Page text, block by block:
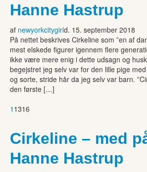
Hanne Hastrup
af newyorkcitygirld. 15. september 2018
På nettet beskrives Cirkeline som ”en af
mest elskede figurer igennem flere
ikke være mere enig i dette udsagn og
begejstret jeg selv var for den lille pige
og sorte, stride hår da jeg selv var barn.
den første […]
1 1316
Cirkeline – med
Hanne Hastrup